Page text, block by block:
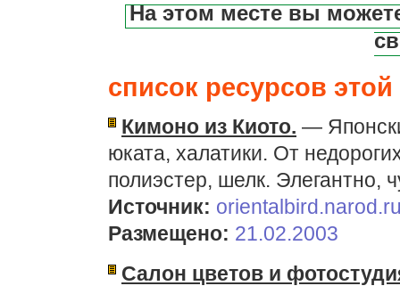
На этом месте вы
список ресурсов этой
Кимоно из Киото. —
юката, халатики. От
полиэстер, шелк. Элегантно,
Источник:
Размещено: 21.02.2003
Салон цветов и